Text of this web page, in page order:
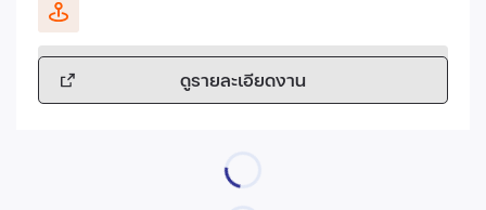
ดูรายละเอียดงาน